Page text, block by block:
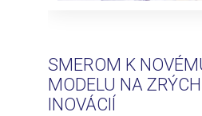
SMEROM K
MODELU NA
INOVÁCIÍ